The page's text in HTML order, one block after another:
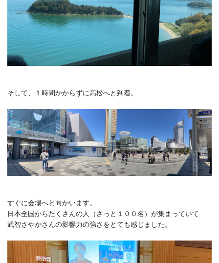
そして、１時間かからずに高松へと到着。
すぐに会場へと向かいます。
日本全国からたくさんの人（ざっと１００名）が集まっていて
武智さやかさんの影響力の強さをとても感じました。